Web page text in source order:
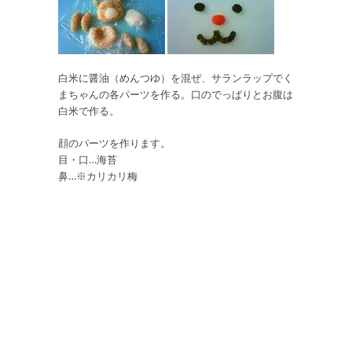
白米に醤油（めんつゆ）を混ぜ、サランラップでく
まちゃんの各パーツを作る。口のでっぱりとお腹は
白米で作る。
顔のパーツを作ります。
目・口…海苔
鼻…※カリカリ梅